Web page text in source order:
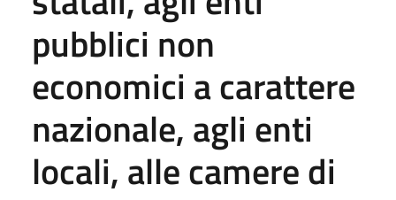
pubblici non
economici a carattere
nazionale, agli enti
locali, alle camere di